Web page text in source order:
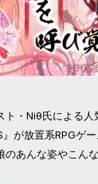
ト・Niθ氏による人
が放置系RPGゲ
のあんな姿やこん